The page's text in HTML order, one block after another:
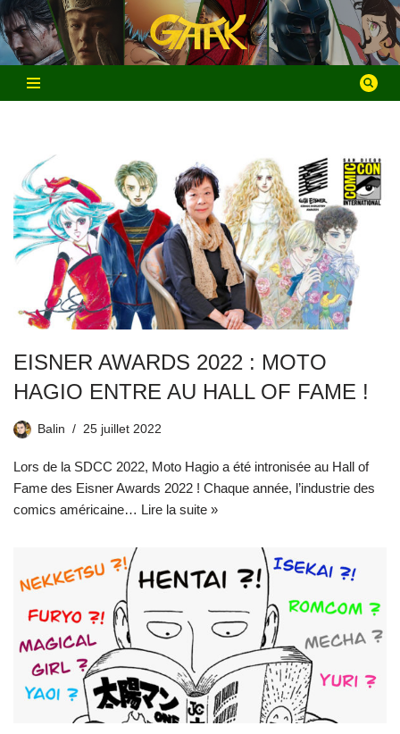
Aller
au
contenu
EISNER AWARDS 2022 : MOTO
HAGIO ENTRE AU HALL OF FAME !
Balin 25 juillet 2022
Lors de la SDCC 2022, Moto Hagio a été intronisée au Hall of
Fame des Eisner Awards 2022 ! Chaque année, l’industrie des
comics américaine… Lire la suite »